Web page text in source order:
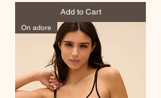
Add to Cart
On adore